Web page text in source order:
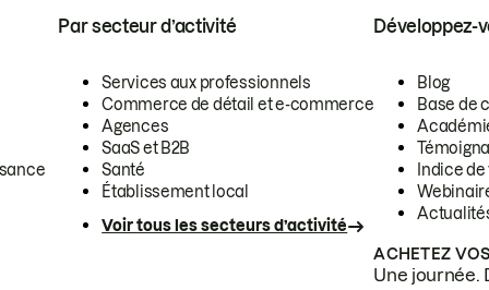
Par secteur d’activité
Services aux professionnels
Commerce de détail et e-commerce
Agences
SaaS et B2B
Santé
Établissement local
Voir tous les secteurs d’activité
Développez-
Blog
Base de
Indice
ACHETEZ
Une journée.